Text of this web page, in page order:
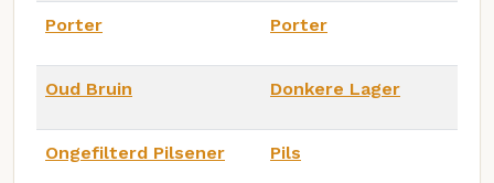
Porter Porter
Oud Bruin Donkere Lager
Ongefilterd Pilsener Pils